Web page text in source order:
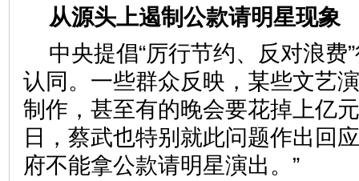
从源头上遏制公款请明星现象
中央提倡“厉行节约、反对浪费
认同。一些群众反映，某些文艺
制作，甚至有的晚会要花掉上亿
日，蔡武也特别就此问题作出回
府不能拿公款请明星演出。”